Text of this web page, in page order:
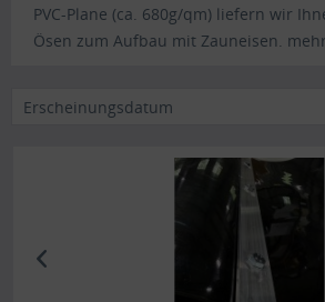
PVC-Plane (ca. 680g/qm) liefern wir
Ösen zum Aufbau mit Zauneisen.
Erscheinungsdatum